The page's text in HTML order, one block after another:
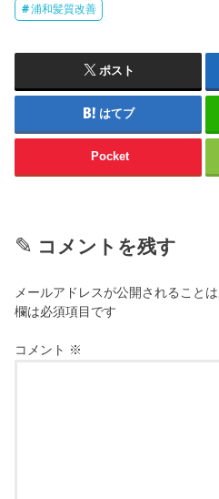
浦和髪質改善
ポスト
はてブ
Pocket
コメントを残す
メールアドレスが公開されることは
欄は必須項目です
コメント ※